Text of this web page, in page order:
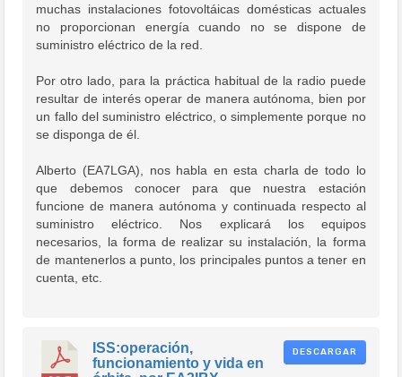
muchas instalaciones fotovoltáicas domésticas actuales
no proporcionan energía cuando no se dispone de
suministro eléctrico de la red.
Por otro lado, para la práctica habitual de la radio puede
resultar de interés operar de manera autónoma, bien por
un fallo del suministro eléctrico, o simplemente porque no
se disponga de él.
Alberto (EA7LGA), nos habla en esta charla de todo lo
que debemos conocer para que nuestra estación
funcione de manera autónoma y continuada respecto al
suministro eléctrico. Nos explicará los equipos
necesarios, la forma de realizar su instalación, la forma
de mantenerlos a punto, los principales puntos a tener en
cuenta, etc.
DESCARGAR
ISS:operación,
funcionamiento y vida en